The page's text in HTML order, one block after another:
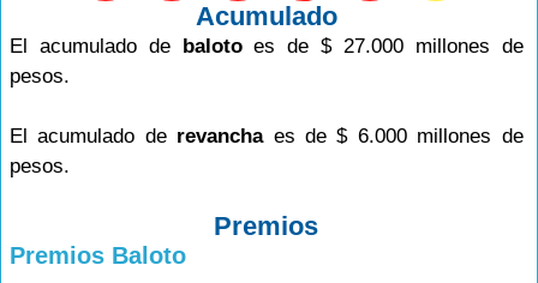
Acumulado
El acumulado de balotoes de $ 27.000 millones de
pesos.
El acumulado de revanchaes de $ 6.000 millones de
pesos.
Premios
Premios Baloto